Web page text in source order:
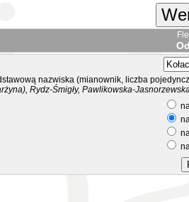
nazwiska (mianownik, liczba
Rydz-Śmigły, Pawlikowska-